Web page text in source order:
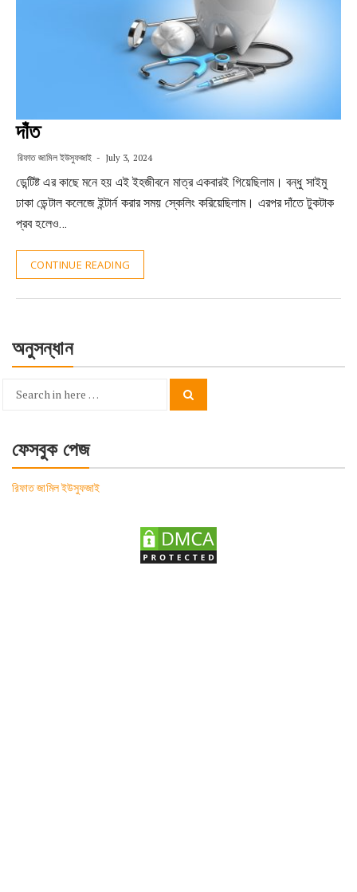
দাঁত
রিফাত জামিল ইউসুফজাই July 3, 2024
ডেন্টিষ্ট এর কাছে মনে হয় এই ইহজীবনে মাত্র একবারই গিয়েছিলাম। বন্ধু সাইমু
ঢাকা ডেন্টাল কলেজে ইন্টার্ন করার সময় স্কেলিং করিয়েছিলাম। এরপর দাঁতে টুকটাক
প্রব হলেও…
CONTINUE READING
অনুসন্ধান
Search
ফেসবুক পেজ
রিফাত জামিল ইউসুফজাই